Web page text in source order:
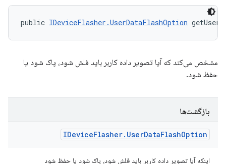
public IDeviceFlasher.UserDataFlashOption
مشخص می‌کند که آیا تصویر داده کاربر باید فلش شود، پاک شود یا
حفظ شود.
بازگشت‌ها
IDeviceFlasher. UserDataFlashOption
اینکه آیا تصویر داده کاربر باید فلش شود، پاک شود یا حفظ شود